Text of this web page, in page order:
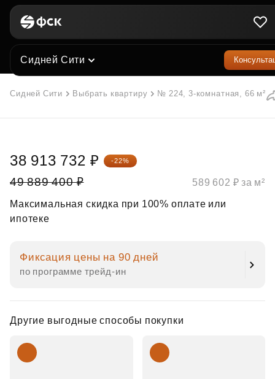
Сидней Сити
Сидней Сити Выбрать квартиру № 224, 3-комнатная, 66 м²
49 889 400 ₽
38 913 732 ₽ -22%
Максимальная скидка при 100% оплате или
ипотеке
Фиксация цены на 90 дней
по программе трейд‑ин
Другие выгодные способы покупки
589 602 ₽ за м²